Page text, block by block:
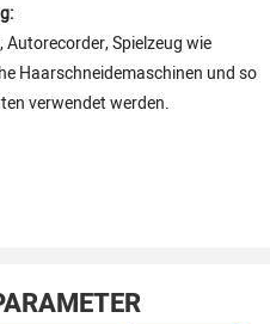
Spielzeug wie
Haarschneidemaschinen und so
verwendet werden.